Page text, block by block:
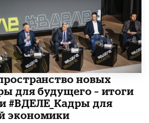
новых
для будущего – итоги
#ВДЕЛЕ_Кадры для
экономики